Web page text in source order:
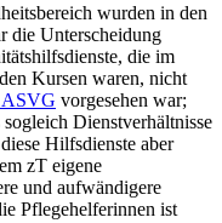
wurden in den
die Unterscheidung
die im
Kursen waren, nicht
ASVG vorgesehen war;
Dienstverhältnisse
Hilfsdienste aber
zT eigene
und aufwändigere
Pflegehelferinnen ist